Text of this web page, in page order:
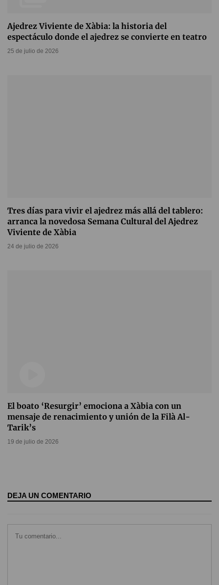
Ajedrez Viviente de Xàbia: la historia del
espectáculo donde el ajedrez se convierte en teatro
25 de julio de 2026
Tres días para vivir el ajedrez más allá del tablero:
arranca la novedosa Semana Cultural del Ajedrez
Viviente de Xàbia
24 de julio de 2026
El boato ‘Resurgir’ emociona a Xàbia con un
mensaje de renacimiento y unión de la Filà Al-
Tarik’s
19 de julio de 2026
DEJA UN COMENTARIO